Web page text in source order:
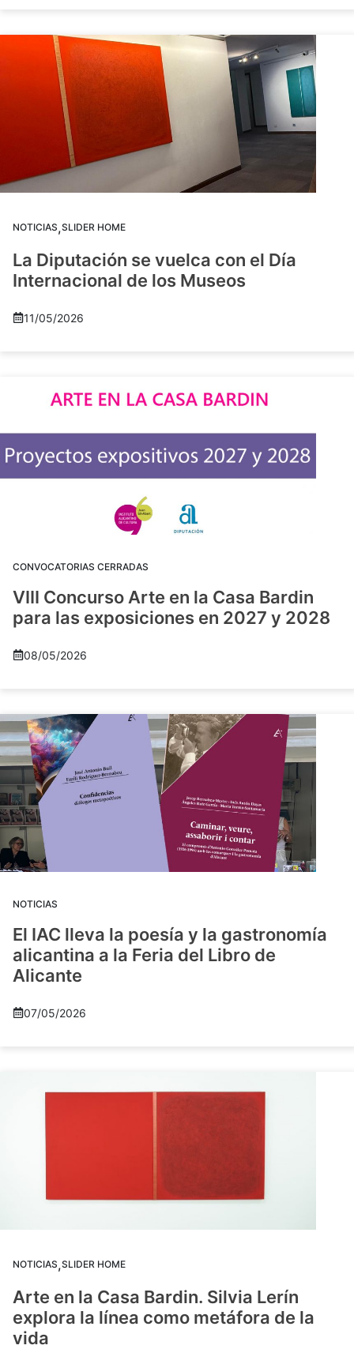
NOTICIAS,SLIDER HOME
La Diputación se vuelca con el Día
Internacional de los Museos
11/05/2026
CONVOCATORIAS CERRADAS
VIII Concurso Arte en la Casa Bardin
para las exposiciones en 2027 y 2028
08/05/2026
NOTICIAS
El IAC lleva la poesía y la gastronomía
alicantina a la Feria del Libro de
Alicante
07/05/2026
NOTICIAS,SLIDER HOME
Arte en la Casa Bardin. Silvia Lerín
explora la línea como metáfora de la
vida